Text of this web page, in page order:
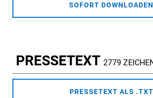
SOFORT DOWNLOADEN
PRESSETEXT 2779
PRESSETEXT ALS .TXT